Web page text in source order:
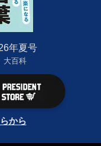
年夏号
大百科
から